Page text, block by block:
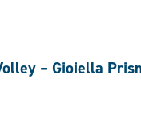
– Gioiella